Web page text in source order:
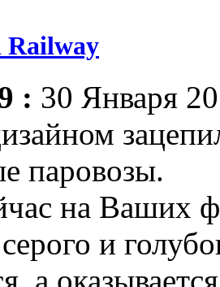
: 30 Января
паровозы.
на Ваших
и